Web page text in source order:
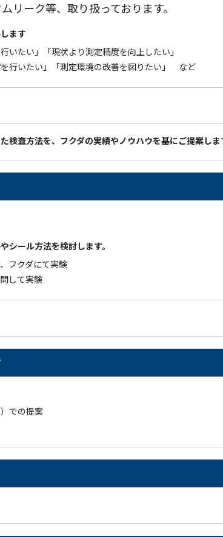
リーク等、取り扱っております。
ます
いたい」「現状より測定精度を向上したい」
を行いたい」「測定環境の改善を図りたい」 など
検査方法を、フクダの実績やノウハウを基にご提案しま
シール方法を検討します。
フクダにて実験
して実験
での提案